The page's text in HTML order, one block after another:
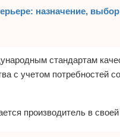
назначение,
стандартам
с учетом потребностей
производитель в своей